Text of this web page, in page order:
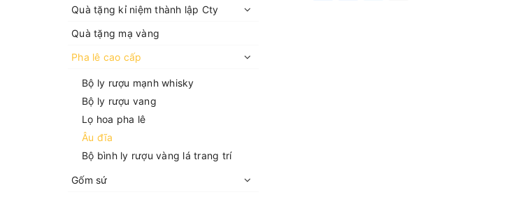
Quà tặng kỉ niệm thành lập Cty
Quà tặng mạ vàng
Pha lê cao cấp
Bộ ly rượu mạnh whisky
Bộ ly rượu vang
Lọ hoa pha lê
Âu đĩa
Bộ bình ly rượu vàng lá trang trí
Gốm sứ